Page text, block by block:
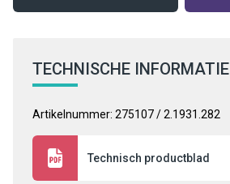
TECHNISCHE INFORMATIE
Artikelnummer: 275107 / 2.1931.282
Technisch productblad